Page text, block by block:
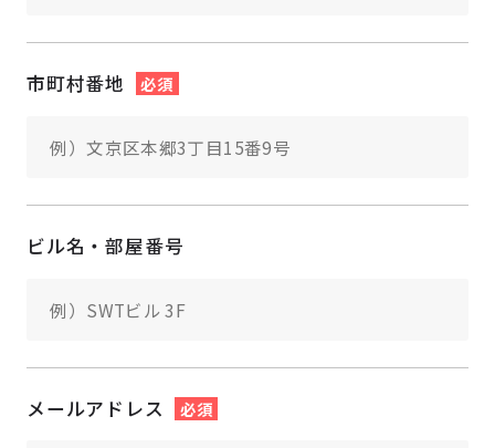
市町村番地 必須
ビル名・部屋番号
メールアドレス 必須